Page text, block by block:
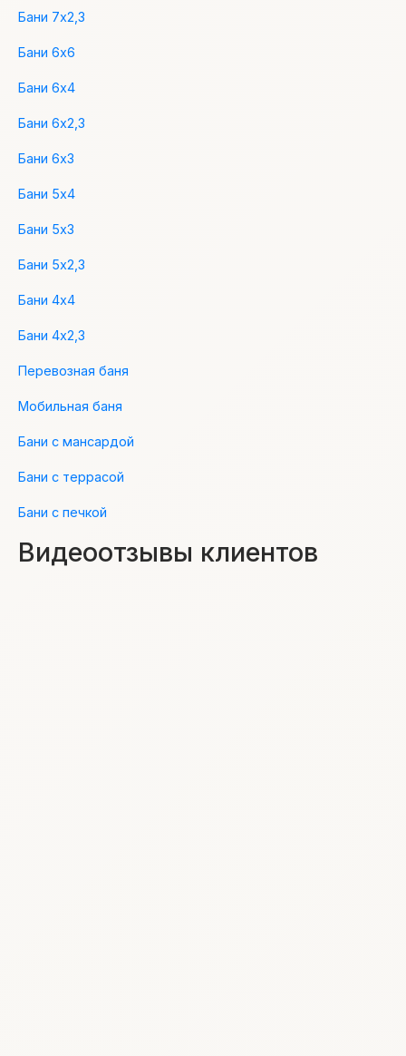
Бани 7х2,3
Бани 6х6
Бани 6х4
Бани 6х2,3
Бани 6х3
Бани 5х4
Бани 5х3
Бани 5х2,3
Бани 4х4
Бани 4х2,3
Перевозная баня
Мобильная баня
Бани с мансардой
Бани с террасой
Бани с печкой
Видеоотзывы клиентов